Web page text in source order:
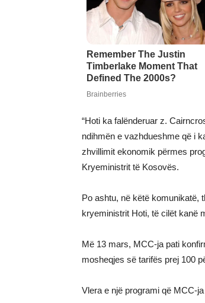
“Hoti ka falënderuar z.
ndihmën e vazhdueshme që i
zhvillimit ekonomik përmes
Kryeministrit të Kosovës.
Po ashtu, në këtë komunikatë,
kryeministrit Hoti, të cilët kanë
Më 13 mars, MCC-ja pati
mosheqjes së tarifës prej 100
Vlera e një programi që MCC-